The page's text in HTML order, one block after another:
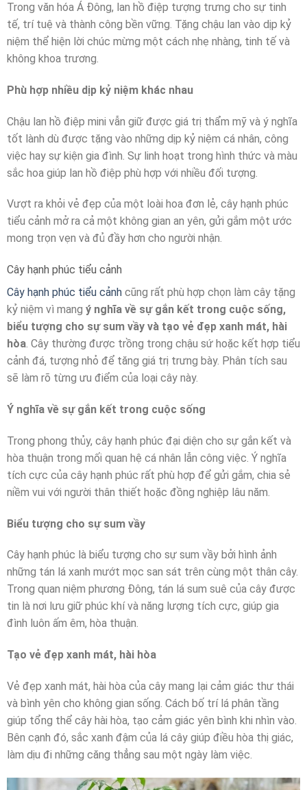
Trong văn hóa Á Đông, lan hồ điệp tượng trưng cho sự tinh
tế, trí tuệ và thành công bền vững. Tặng chậu lan vào dịp kỷ
niệm thể hiện lời chúc mừng một cách nhẹ nhàng, tinh tế và
không khoa trương.
Phù hợp nhiều dịp kỷ niệm khác nhau
Chậu lan hồ điệp mini vẫn giữ được giá trị thẩm mỹ và ý nghĩa
tốt lành dù được tặng vào những dịp kỷ niệm cá nhân, công
việc hay sự kiện gia đình. Sự linh hoạt trong hình thức và màu
sắc hoa giúp lan hồ điệp phù hợp với nhiều đối tượng.
Vượt ra khỏi vẻ đẹp của một loài hoa đơn lẻ, cây hạnh phúc
tiểu cảnh mở ra cả một không gian an yên, gửi gắm một ước
mong trọn vẹn và đủ đầy hơn cho người nhận.
Cây hạnh phúc tiểu cảnh
Cây hạnh phúc tiểu cảnh cũng rất phù hợp chọn làm cây tặng
kỷ niệm vì mang ý nghĩa về sự gắn kết trong cuộc sống,
biểu tượng cho sự sum vầy và tạo vẻ đẹp xanh mát, hài
hòa. Cây thường được trồng trong chậu sứ hoặc kết hợp tiểu
cảnh đá, tượng nhỏ để tăng giá trị trưng bày. Phân tích sau
sẽ làm rõ từng ưu điểm của loại cây này.
Ý nghĩa về sự gắn kết trong cuộc sống
Trong phong thủy, cây hạnh phúc đại diện cho sự gắn kết và
hòa thuận trong mối quan hệ cá nhân lẫn công việc. Ý nghĩa
tích cực của cây hạnh phúc rất phù hợp để gửi gắm, chia sẻ
niềm vui với người thân thiết hoặc đồng nghiệp lâu năm.
Biểu tượng cho sự sum vầy
Cây hạnh phúc là biểu tượng cho sự sum vầy bởi hình ảnh
những tán lá xanh mướt mọc san sát trên cùng một thân cây.
Trong quan niệm phương Đông, tán lá sum suê của cây được
tin là nơi lưu giữ phúc khí và năng lượng tích cực, giúp gia
đình luôn ấm êm, hòa thuận.
Tạo vẻ đẹp xanh mát, hài hòa
Vẻ đẹp xanh mát, hài hòa của cây mang lại cảm giác thư thái
và bình yên cho không gian sống. Cách bố trí lá phân tầng
giúp tổng thể cây hài hòa, tạo cảm giác yên bình khi nhìn vào.
Bên cạnh đó, sắc xanh đậm của lá cây giúp điều hòa thị giác,
làm dịu đi những căng thẳng sau một ngày làm việc.